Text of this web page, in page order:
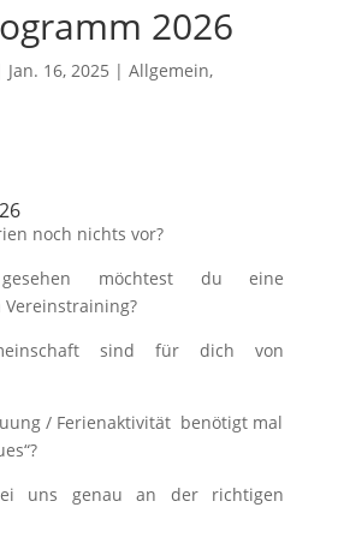
2026
Jan. 16, 2025 | Allgemein,
noch nichts vor?
gesehen möchtest du eine
sind für dich von
/ Ferienaktivität benötigt mal
uns genau an der richtigen